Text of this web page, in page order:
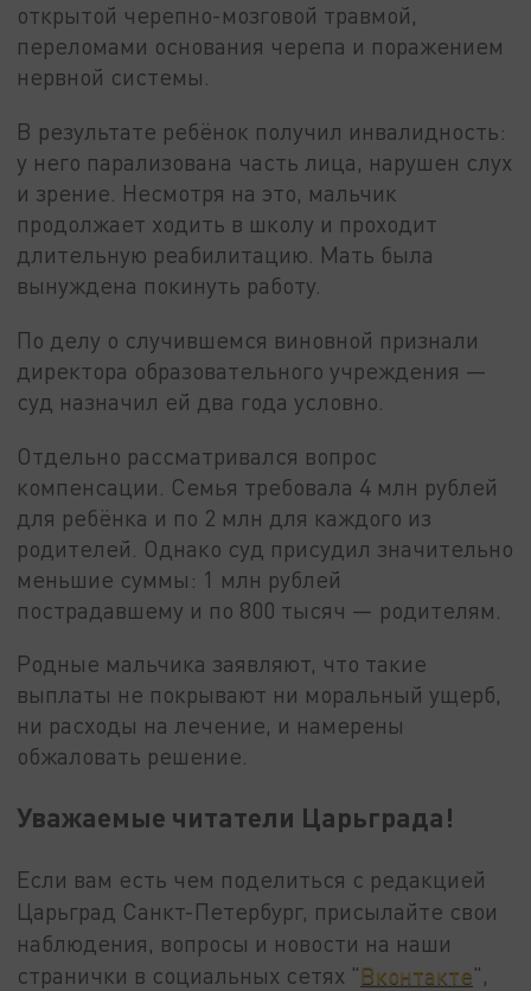
открытой черепно-мозговой травмой,
переломами основания черепа и поражением
нервной системы.
В результате ребёнок получил инвалидность:
у него парализована часть лица, нарушен слух
и зрение. Несмотря на это, мальчик
продолжает ходить в школу и проходит
длительную реабилитацию. Мать была
вынуждена покинуть работу.
По делу о случившемся виновной признали
директора образовательного учреждения —
суд назначил ей два года условно.
Отдельно рассматривался вопрос
компенсации. Семья требовала 4 млн рублей
для ребёнка и по 2 млн для каждого из
родителей. Однако суд присудил значительно
меньшие суммы: 1 млн рублей
пострадавшему и по 800 тысяч — родителям.
Родные мальчика заявляют, что такие
выплаты не покрывают ни моральный ущерб,
ни расходы на лечение, и намерены
обжаловать решение.
Уважаемые читатели Царьграда!
Если вам есть чем поделиться с редакцией
Царьград Санкт-Петербург, присылайте свои
наблюдения, вопросы и новости на наши
странички в социальных сетях "Вконтакте",